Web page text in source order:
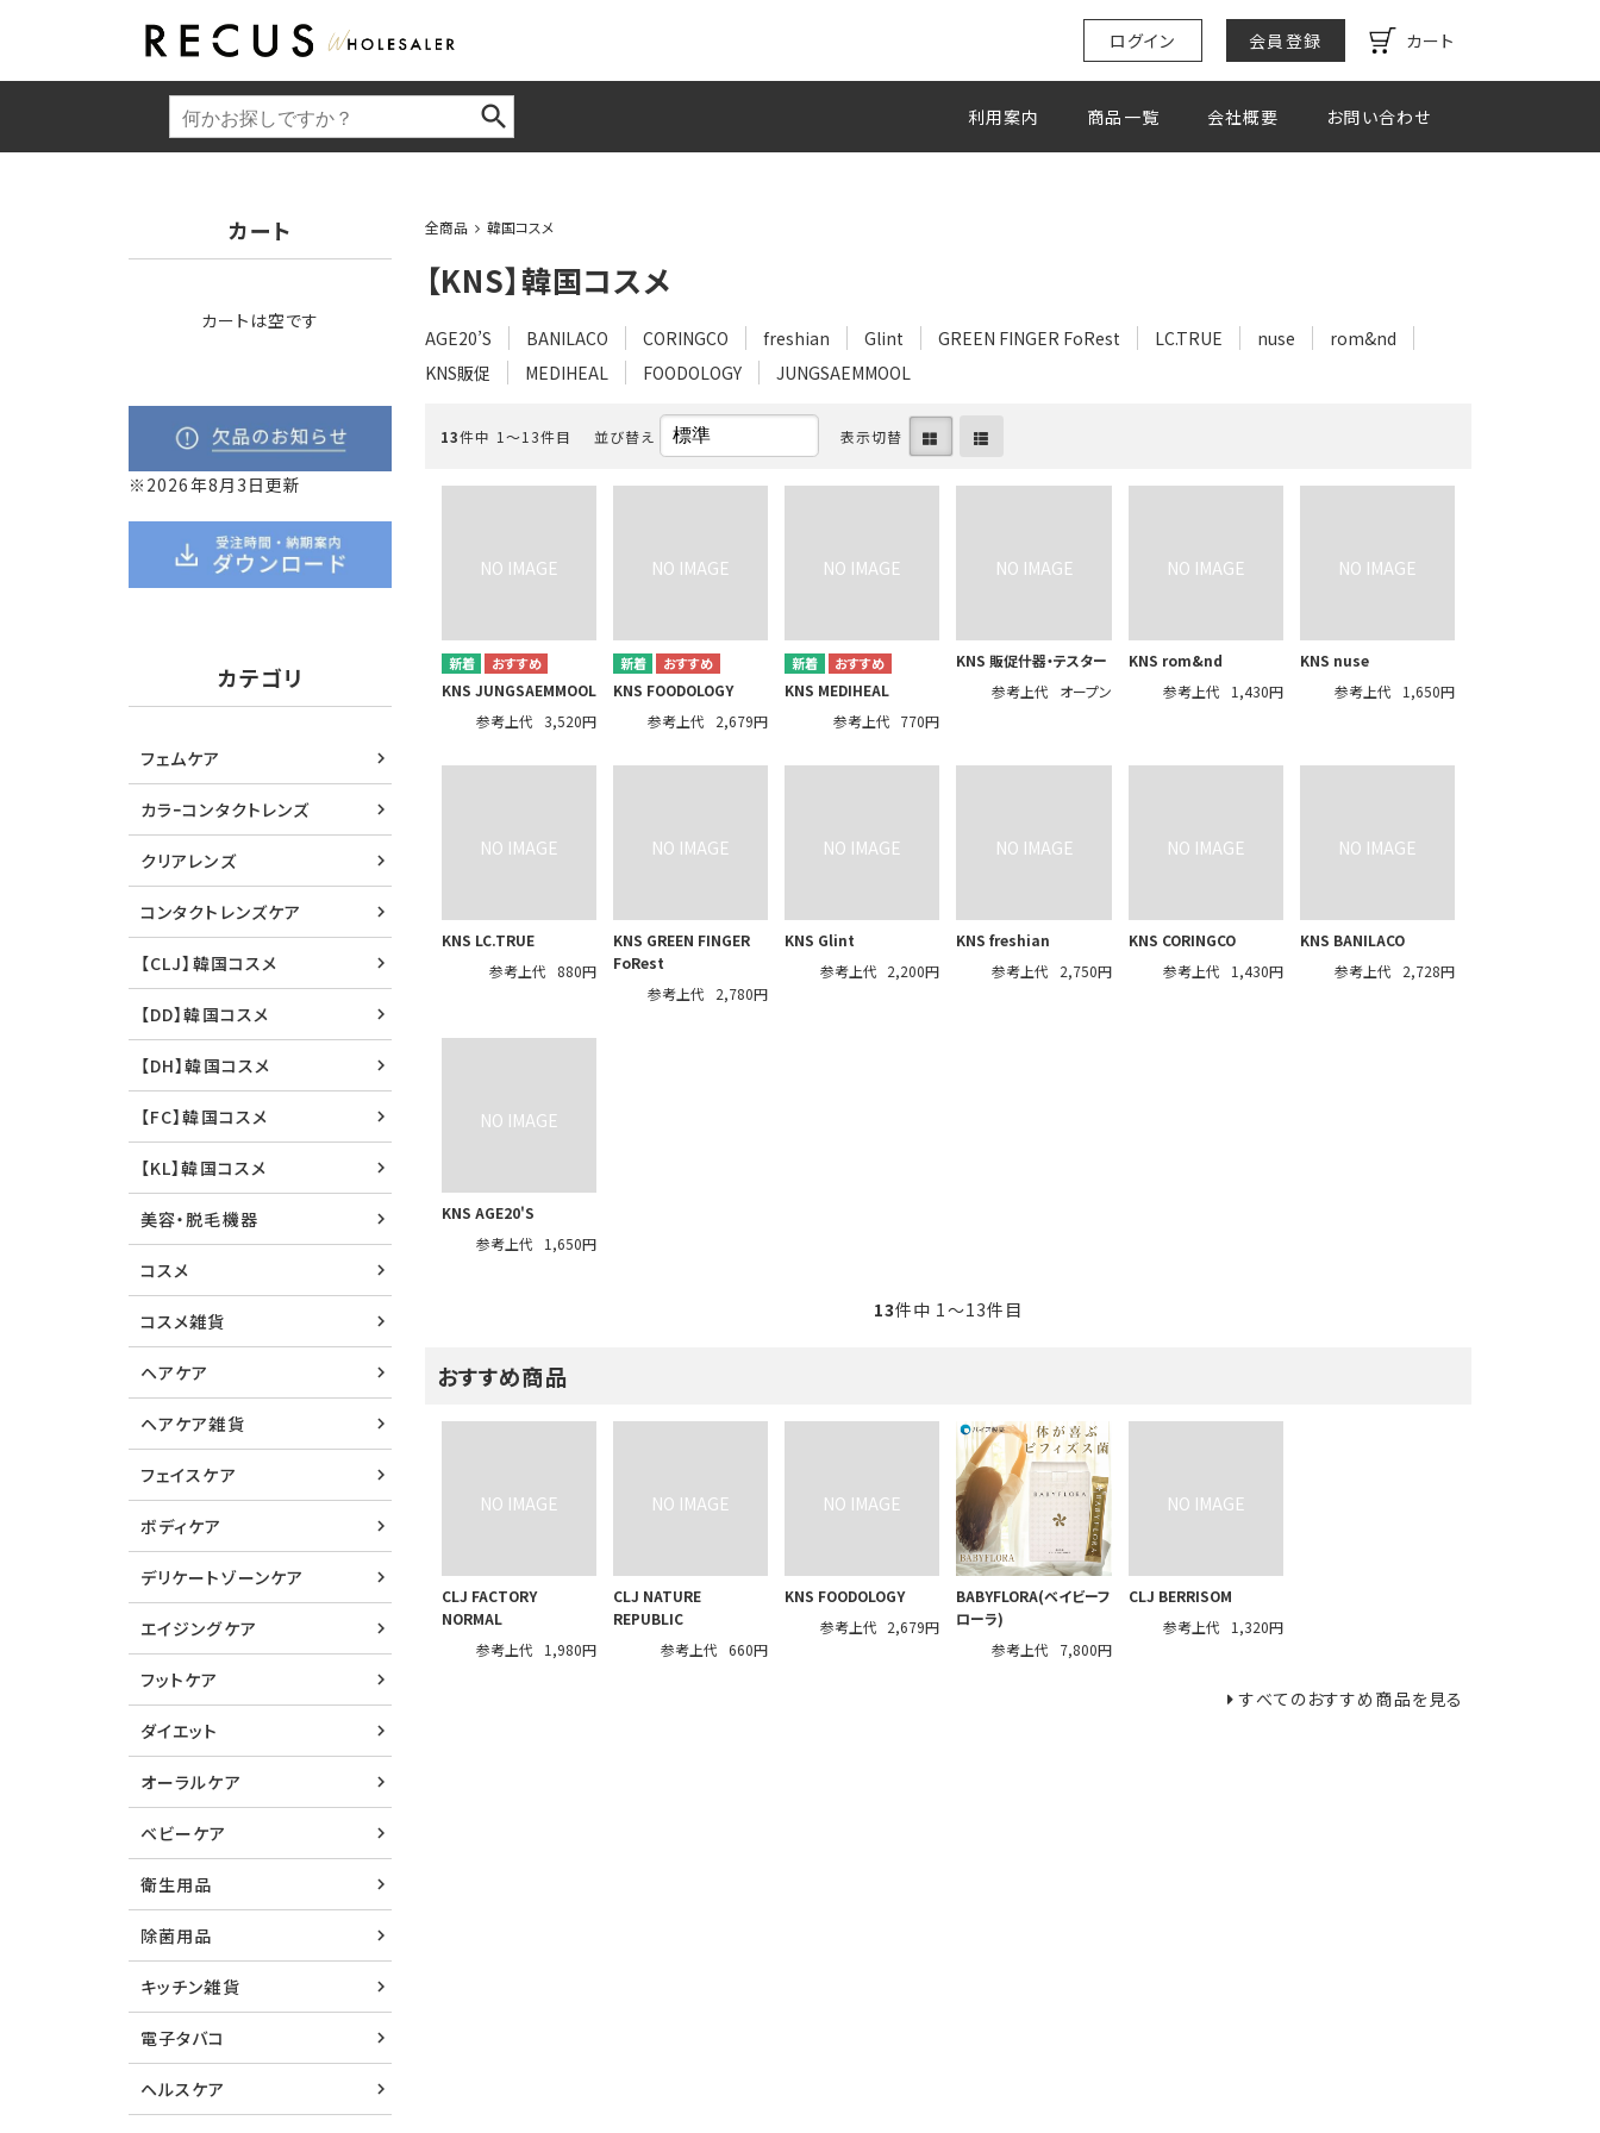
ログイン 会員登録 カート
利用案内 商品一覧 会社概要 お問い合わせ
全商品 韓国コスメ
【KNS】韓国コスメ
AGE20’S BANILACO CORINGCO freshian Glint GREEN FINGER FoRest LC.TRUE nuse
rom&nd
KNS販促
MEDIHEAL FOODOLOGY JUNGSAEMMOOL
13件中 1〜13件目 並び替え 表示切替
KNS JUNGSAEMMOOL
参考上代
3,520円
KNS FOODOLOGY
参考上代
2,679円
KNS MEDIHEAL
参考上代 770円
KNS 販促什器・テスター
参考上代
オープン
KNS rom&nd
参考上代
1,430円
KNS nuse
参考上代
1,650円
KNS LC.TRUE
参考上代
880円
KNS GREEN FINGER
FoRest
参考上代
2,780円
KNS Glint
参考上代 2,200円
KNS freshian
参考上代
2,750円
KNS CORINGCO
参考上代
1,430円
KNS BANILACO
参考上代
2,728円
KNS AGE20'S
参考上代
1,650円
13件中 1〜13件目
おすすめ商品
CLJ FACTORY
NORMAL
参考上代
1,980円
CLJ NATURE
REPUBLIC
参考上代
660円
KNS FOODOLOGY
参考上代 2,679円
BABYFLORA(ベイビーフ
ローラ)
参考上代
7,800円
CLJ BERRISOM
参考上代
1,320円
すべてのおすすめ商品を見る
カート
カートは空です
※2026年8月3日更新
カテゴリ
フェムケア
カラｰコンタクトレンズ
クリアレンズ
コンタクトレンズケア
【CLJ】韓国コスメ
【DD】韓国コスメ
【DH】韓国コスメ
【FC】韓国コスメ
【KL】韓国コスメ
美容・脱毛機器
コスメ
コスメ雑貨
ヘアケア
ヘアケア雑貨
フェイスケア
ボディケア
デリケートゾーンケア
エイジングケア
フットケア
ダイエット
オーラルケア
ベビーケア
衛生用品
除菌用品
キッチン雑貨
電子タバコ
ヘルスケア